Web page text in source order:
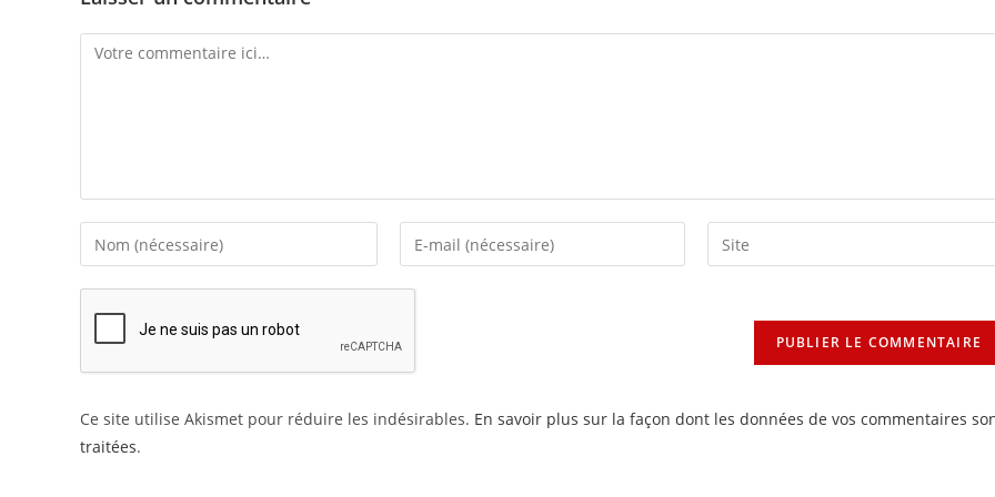
Comment
Enter
your
name
username
to
Enter
your
email
to
comment
Saisir
l’URL
Ce site utilise Akismet pour réduire les indésirables. En savoir plus sur la façon dont les données de vos commentaires
traitées.